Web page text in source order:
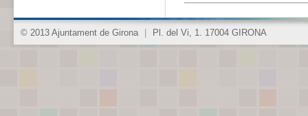
© 2013 Ajuntament de Girona Pl. del Vi, 1. 17004 GIRONA